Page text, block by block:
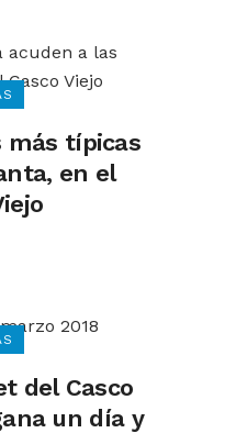
más típicas
en el
del Casco
un día y